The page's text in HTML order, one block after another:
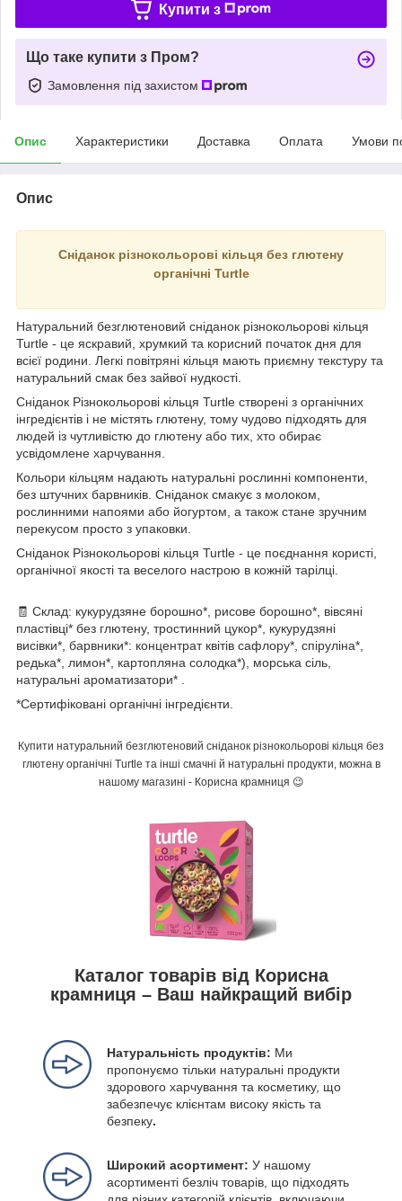
Купити з
Що таке купити з Пром?
Замовлення під захистом
Опис Характеристики Доставка Оплата Умови
Опис
Сніданок різнокольорові кільця без глютену
органічні Turtle
Натуральний безглютеновий сніданок різнокольорові кільця
Turtle - це яскравий, хрумкий та корисний початок дня для
всієї родини. Легкі повітряні кільця мають приємну текстуру та
натуральний смак без зайвої нудкості.
Сніданок Різнокольорові кільця Turtle створені з органічних
інгредієнтів і не містять глютену, тому чудово підходять для
людей із чутливістю до глютену або тих, хто обирає
усвідомлене харчування.
Кольори кільцям надають натуральні рослинні компоненти,
без штучних барвників. Сніданок смакує з молоком,
рослинними напоями або йогуртом, а також стане зручним
перекусом просто з упаковки.
Сніданок Різнокольорові кільця Turtle - це поєднання користі,
органічної якості та веселого настрою в кожній тарілці.
🧾 Склад: кукурудзяне борошно*, рисове борошно*, вівсяні
пластівці* без глютену, тростинний цукор*, кукурудзяні
висівки*, барвники*: концентрат квітів сафлору*, спіруліна*,
редька*, лимон*, картопляна солодка*), морська сіль,
натуральні ароматизатори* .
*Сертифіковані органічні інгредієнти.
Купити натуральний безглютеновий сніданок різнокольорові кільця без
глютену органічні Turtle та інші смачні й натуральні продукти, можна в
нашому магазині - Корисна крамниця 😉
Каталог товарів від Корисна
крамниця – Ваш найкращий вибір
Натуральність продуктів: Ми
пропонуємо тільки натуральні продукти
здорового харчування та косметику, що
забезпечує клієнтам високу якість та
безпеку.
Широкий асортимент: У нашому
асортименті безліч товарів, що підходять